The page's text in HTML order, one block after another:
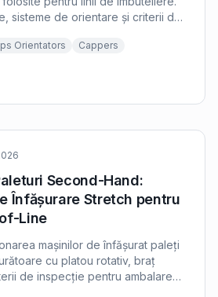
sisteme de orientare și criterii de
Orientators Cappers
Second-Hand:
Înfășurare Stretch pentru
Line
mașinilor de înfășurat paleți
cu platou rotativ, braț
de inspecție pentru ambalarea